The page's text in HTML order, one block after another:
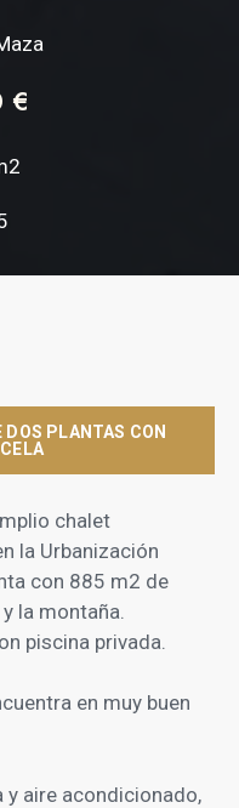
€
PLANTAS CON
chalet
la Urbanización
con 885 m2 de
la montaña.
piscina privada.
en muy buen
y aire acondicionado,